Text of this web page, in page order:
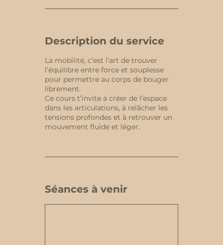
Description du service
La mobilité, c’est l’art de trouver
l’équilibre entre force et souplesse
pour permettre au corps de bouger
librement.
Ce cours t’invite à créer de l’espace
dans les articulations, à relâcher les
tensions profondes et à retrouver un
mouvement fluide et léger.
Séances à venir